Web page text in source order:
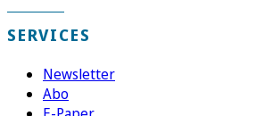
SERVICES
Newsletter
Abo